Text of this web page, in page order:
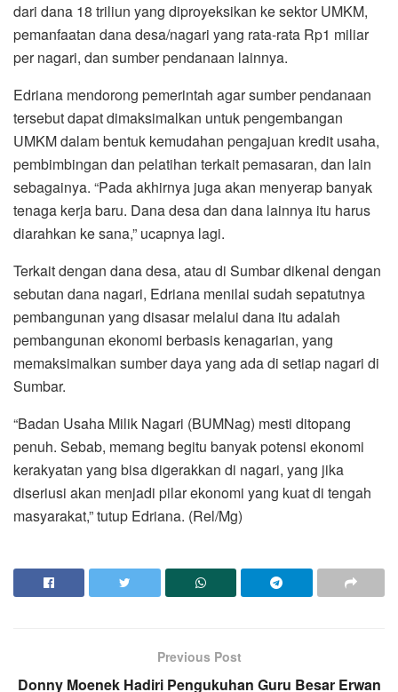
dari dana 18 triliun yang diproyeksikan ke sektor UMKM,
pemanfaatan dana desa/nagari yang rata-rata Rp1 miliar
per nagari, dan sumber pendanaan lainnya.
Edriana mendorong pemerintah agar sumber pendanaan
tersebut dapat dimaksimalkan untuk pengembangan
UMKM dalam bentuk kemudahan pengajuan kredit usaha,
pembimbingan dan pelatihan terkait pemasaran, dan lain
sebagainya. “Pada akhirnya juga akan menyerap banyak
tenaga kerja baru. Dana desa dan dana lainnya itu harus
diarahkan ke sana,” ucapnya lagi.
Terkait dengan dana desa, atau di Sumbar dikenal dengan
sebutan dana nagari, Edriana menilai sudah sepatutnya
pembangunan yang disasar melalui dana itu adalah
pembangunan ekonomi berbasis kenagarian, yang
memaksimalkan sumber daya yang ada di setiap nagari di
Sumbar.
“Badan Usaha Milik Nagari (BUMNag) mesti ditopang
penuh. Sebab, memang begitu banyak potensi ekonomi
kerakyatan yang bisa digerakkan di nagari, yang jika
diseriusi akan menjadi pilar ekonomi yang kuat di tengah
masyarakat,” tutup Edriana. (Rel/Mg)
Previous Post
Donny Moenek Hadiri Pengukuhan Guru Besar Erwan